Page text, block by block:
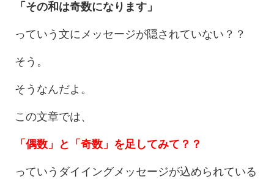
「その和は奇数になります」
っていう文にメッセージが隠されていない？？
そう。
そうなんだよ。
この文章では、
「偶数」と「奇数」を足してみて？？
っていうダイイングメッセージが込められている